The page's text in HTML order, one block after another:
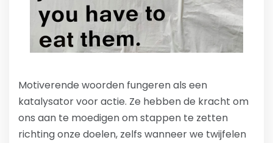
Motiverende woorden fungeren als een
katalysator voor actie. Ze hebben de kracht om
ons aan te moedigen om stappen te zetten
richting onze doelen, zelfs wanneer we twijfelen